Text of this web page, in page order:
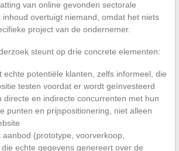
van online gevonden sectorale
overtuigt niemand, omdat het niets
project van de ondernemer.
steunt op drie concrete elementen:
echte potentiële klanten, zelfs informeel, die
testen voordat er wordt geïnvesteerd
directe en indirecte concurrenten met hun
punten en prijspositionering, niet alleen
aanbod (prototype, voorverkoop,
echte gegevens genereert over de